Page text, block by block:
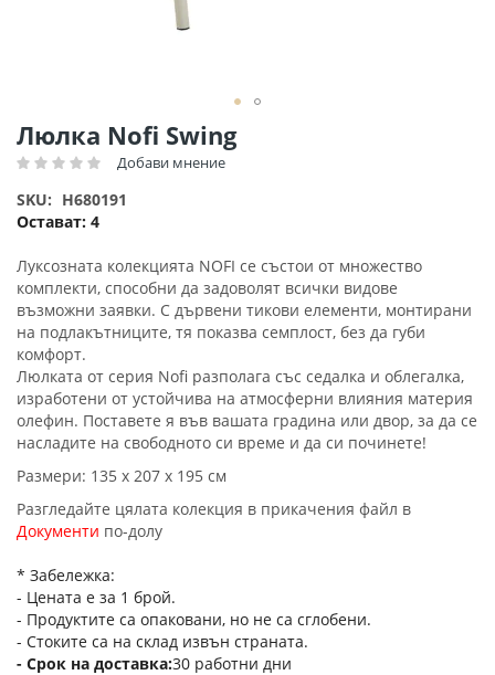
Люлка Nofi Swing
Рейтинг: Добави мнение
Остават: 4
SKU H680191
Луксозната колекцията NOFI се състои от множество
комплекти, способни да задоволят всички видове
възможни заявки. С дървени тикови елементи, монтирани
на подлакътниците, тя показва семплост, без да губи
комфорт.
Люлката от серия Nofi разполага със седалка и облегалка,
изработени от устойчива на атмосферни влияния материя
олефин. Поставете я във вашата градина или двор, за да се
насладите на свободното си време и да си починете!
Размери: 135 х 207 х 195 см
Разгледайте цялата колекция в прикачения файл в
Документи по-долу
* Забележка:
- Цената е за 1 брой.
- Продуктите са опаковани, но не са сглобени.
- Стоките са на склад извън страната.
Срок на доставка 30 работни дни
Преминете
към
началото
на
галерия
снимки